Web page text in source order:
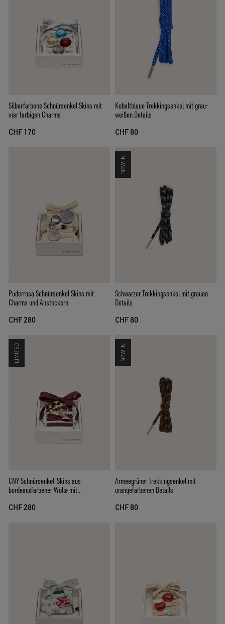
Silberfarbene Schnürsenkel Skins mit
vier farbigen Charms
CHF 170
Kobaltblaue Trekkingsenkel mit grau-
weißen Details
CHF 80
Puderrosa Schnürsenkel Skins mit
Charms und Ansteckern
CHF 280
NEW IN
Schwarzer Trekkingsenkel mit grauen
Details
CHF 80
LIMITED
CNY Schnürsenkel-Skins aus
bordeauxfarbener Wolle mit
CHF 280
NEW IN
Armeegrüner Trekkingsenkel mit
orangefarbenen Details
CHF 80